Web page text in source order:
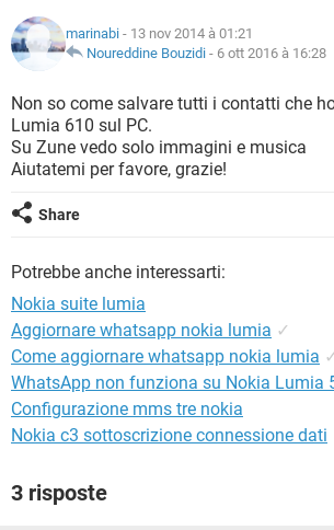
HARDWARE
TIKTOK FACEBOOK
iOS
INSTAGRAM
TIKTOK FACEBOOK
HARDWARE
INTRATTENIMENTO ANDROID
INSTAGRAM
TIKTOK
GLOSSARIO
COVID-19
INTRATTENIMENTO ANDROID
iOS WINDOWS 10
INSTAGRAM
TIKTOK
marinabi - 13 nov 2014 à 01:21
Noureddine Bouzidi - 6 ott 2016 à 16:28
Non so come salvare tutti i contatti che
Lumia 610 sul PC.
Su Zune vedo solo immagini e musica
Aiutatemi per favore, grazie!
Share
Potrebbe anche interessarti:
Nokia suite lumia
Aggiornare whatsapp nokia lumia ✓
Come aggiornare whatsapp nokia lumia ✓
WhatsApp non funziona su Nokia Lumia
Configurazione mms tre nokia
Nokia c3 sottoscrizione connessione dati
3 risposte